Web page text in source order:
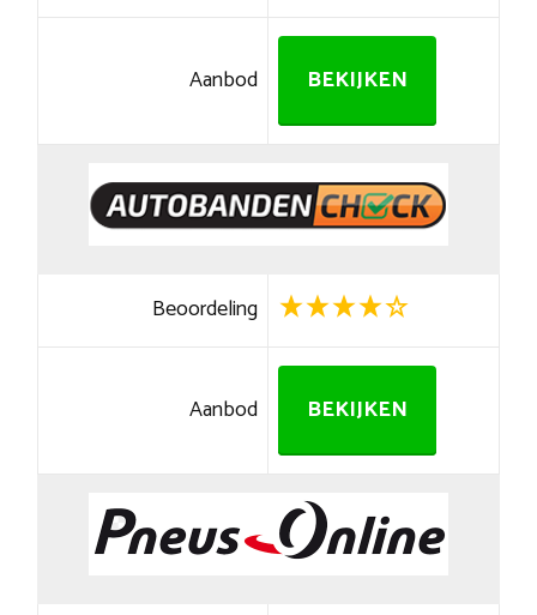
Aanbod BEKIJKEN
Beoordeling
Aanbod BEKIJKEN